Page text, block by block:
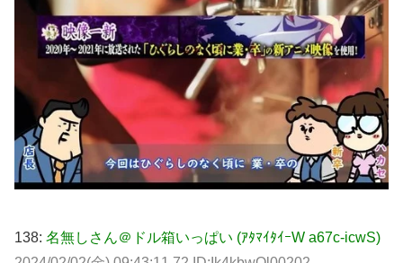
138: 名無しさん＠ドル箱いっぱい (ｱﾀﾏｲﾀｲｰW a67c-icwS)